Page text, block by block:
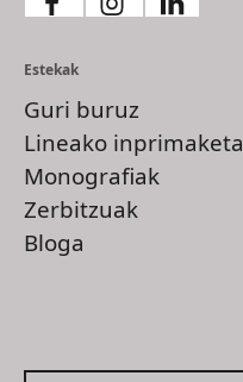
Estekak
Guri buruz
Lineako inprimaketa
Monografiak
Zerbitzuak
Bloga